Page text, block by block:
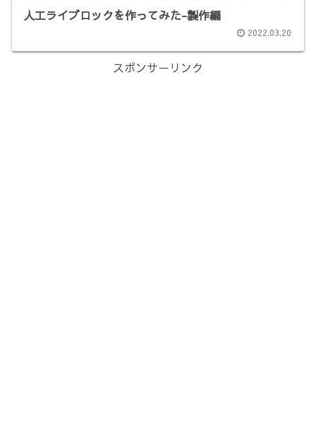
人工ライブロックを作ってみた-製作編
2022.03.20
スポンサーリンク